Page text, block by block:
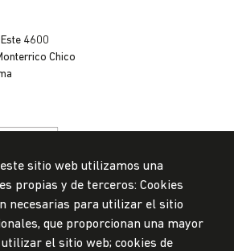
4600
Chico
sitio web utilizamos una
propias y de terceros: Cookies
necesarias para utilizar el sitio
que proporcionan una mayor
el sitio web; cookies de